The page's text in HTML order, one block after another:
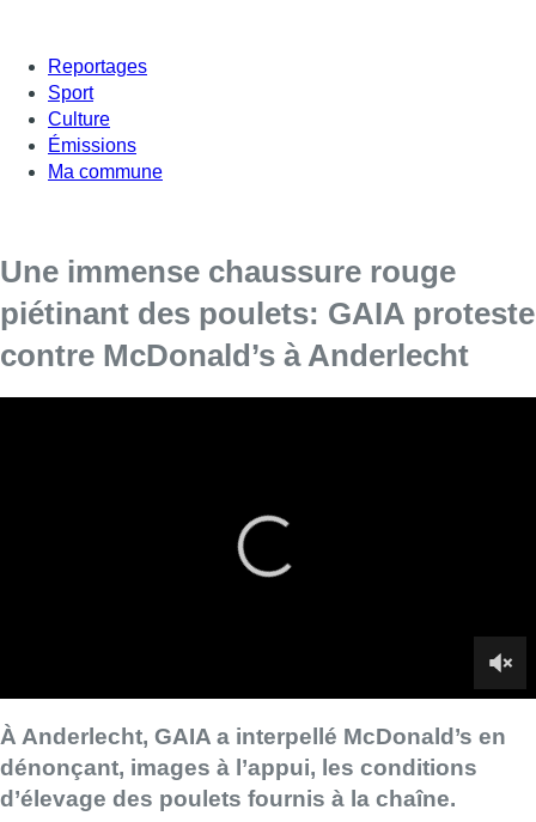
Reportages
Sport
Culture
Émissions
Ma commune
Une immense chaussure rouge
piétinant des poulets: GAIA proteste
contre McDonald’s à Anderlecht
L’organisation de défense des animaux GAIA souhaite mettre
en lumière la souffrance animale dans les élevages avicoles
qui fournissent de la viande de poulet au géant américain de la
restauration rapide ont déjà adhéré à la charte internationale
‘Better Chicken Commitment’, mais McDonald’s refuse de le
faire pour des raisons de rentabilité, a insisté mardi la directrice
Anderlecht.
L’organisation a pu, dit-elle, démontrer en images comment
deux entreprises avicoles, fournisseurs de McDonald’s,